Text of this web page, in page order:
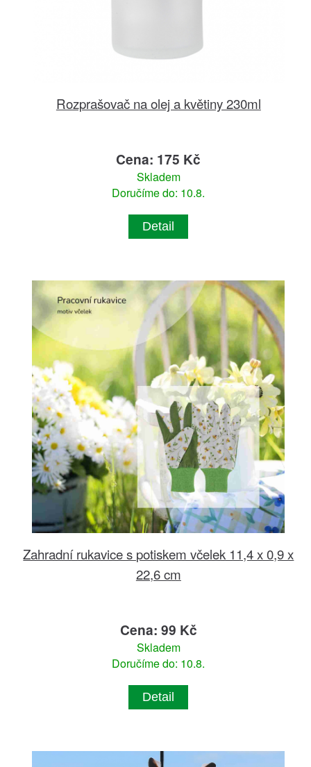
Rozprašovač na olej a květiny 230ml
Cena: 175 Kč
Skladem
Doručíme do: 10.8.
Detail
Zahradní rukavice s potiskem včelek 11,4 x 0,9 x
22,6 cm
Cena: 99 Kč
Skladem
Doručíme do: 10.8.
Detail